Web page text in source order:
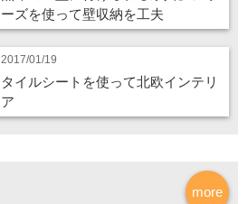
ーズを使って壁収納を工夫
2017/01/19
タイルシートを使って北欧インテリ
ア
more